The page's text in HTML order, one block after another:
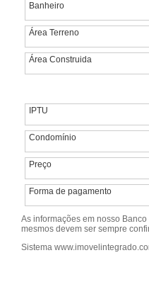
Banheiro
Área Terreno
Área Construida
IPTU
Condomínio
Preço
Forma de pagamento
As informações em nosso
mesmos devem ser sempre
Sistema